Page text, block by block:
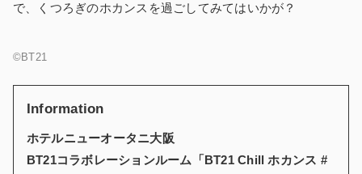
で、くつろぎのホカンスを過ごしてみてはいかが？
©BT21
Information
ホテルニューオータニ大阪
BT21コラボレーションルーム 「BT21 Chill ホカンス #